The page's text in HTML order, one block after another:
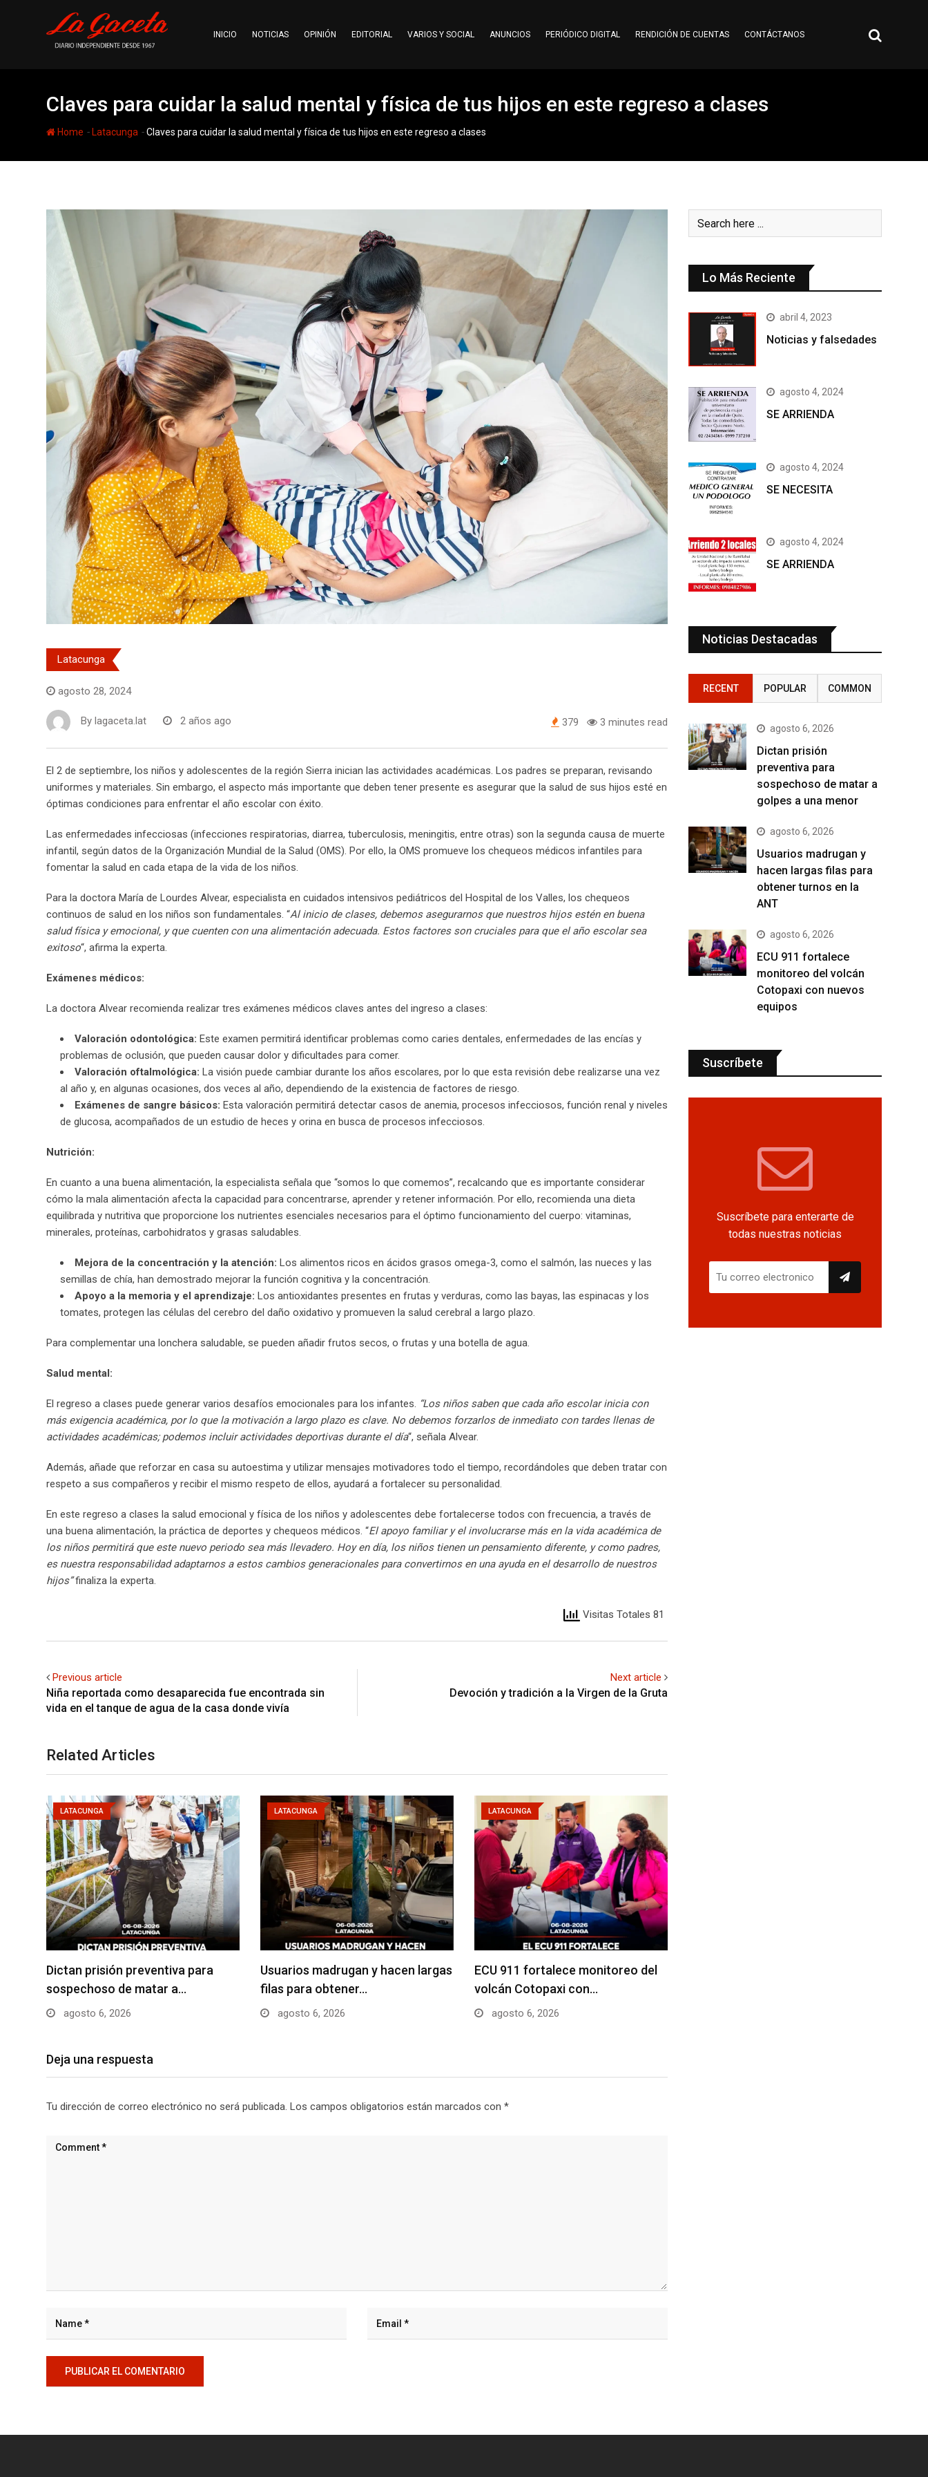
INICIO NOTICIAS OPINIÓN EDITORIAL VARIOS Y SOCIAL ANUNCIOS PERIÓDICO DIGITAL RENDICIÓN DE CUENTAS CONTÁCTANOS
Claves para cuidar la salud mental y física de tus hijos en este regreso a clases
Home - Latacunga -Claves para cuidar la salud mental y física de tus hijos en este regreso a clases
Latacunga
agosto 28, 2024
By lagaceta.lat 2 años ago 379 3 minutes read
El 2 de septiembre, los niños y adolescentes de la región Sierra inician las actividades académicas. Los padres se preparan, revisando
uniformes y materiales. Sin embargo, el aspecto más importante que deben tener presente es asegurar que la salud de sus hijos esté en
óptimas condiciones para enfrentar el año escolar con éxito.
Las enfermedades infecciosas (infecciones respiratorias, diarrea, tuberculosis, meningitis, entre otras) son la segunda causa de muerte
infantil, según datos de la Organización Mundial de la Salud (OMS). Por ello, la OMS promueve los chequeos médicos infantiles para
fomentar la salud en cada etapa de la vida de los niños.
Para la doctora María de Lourdes Alvear, especialista en cuidados intensivos pediátricos del Hospital de los Valles, los chequeos
continuos de salud en los niños son fundamentales. “Al inicio de clases, debemos asegurarnos que nuestros hijos estén en buena
salud física y emocional, y que cuenten con una alimentación adecuada. Estos factores son cruciales para que el año escolar sea
exitoso“, afirma la experta.
Exámenes médicos:
La doctora Alvear recomienda realizar tres exámenes médicos claves antes del ingreso a clases:
Valoración odontológica: Este examen permitirá identificar problemas como caries dentales, enfermedades de las encías y
problemas de oclusión, que pueden causar dolor y dificultades para comer.
Valoración oftalmológica: La visión puede cambiar durante los años escolares, por lo que esta revisión debe realizarse una vez
al año y, en algunas ocasiones, dos veces al año, dependiendo de la existencia de factores de riesgo.
Exámenes de sangre básicos: Esta valoración permitirá detectar casos de anemia, procesos infecciosos, función renal y niveles
de glucosa, acompañados de un estudio de heces y orina en busca de procesos infecciosos.
Nutrición:
En cuanto a una buena alimentación, la especialista señala que “somos lo que comemos”, recalcando que es importante considerar
cómo la mala alimentación afecta la capacidad para concentrarse, aprender y retener información. Por ello, recomienda una dieta
equilibrada y nutritiva que proporcione los nutrientes esenciales necesarios para el óptimo funcionamiento del cuerpo: vitaminas,
minerales, proteínas, carbohidratos y grasas saludables.
Mejora de la concentración y la atención: Los alimentos ricos en ácidos grasos omega-3, como el salmón, las nueces y las
semillas de chía, han demostrado mejorar la función cognitiva y la concentración.
Apoyo a la memoria y el aprendizaje: Los antioxidantes presentes en frutas y verduras, como las bayas, las espinacas y los
tomates, protegen las células del cerebro del daño oxidativo y promueven la salud cerebral a largo plazo.
Para complementar una lonchera saludable, se pueden añadir frutos secos, o frutas y una botella de agua.
Salud mental:
El regreso a clases puede generar varios desafíos emocionales para los infantes. “Los niños saben que cada año escolar inicia con
más exigencia académica, por lo que la motivación a largo plazo es clave. No debemos forzarlos de inmediato con tardes llenas de
actividades académicas; podemos incluir actividades deportivas durante el día“, señala Alvear.
Además, añade que reforzar en casa su autoestima y utilizar mensajes motivadores todo el tiempo, recordándoles que deben tratar con
respeto a sus compañeros y recibir el mismo respeto de ellos, ayudará a fortalecer su personalidad.
En este regreso a clases la salud emocional y física de los niños y adolescentes debe fortalecerse todos con frecuencia, a través de
una buena alimentación, la práctica de deportes y chequeos médicos. “El apoyo familiar y el involucrarse más en la vida académica de
los niños permitirá que este nuevo periodo sea más llevadero. Hoy en día, los niños tienen un pensamiento diferente, y como padres,
es nuestra responsabilidad adaptarnos a estos cambios generacionales para convertirnos en una ayuda en el desarrollo de nuestros
hijos”finaliza la experta.
Visitas Totales 81
Previous article
Niña reportada como desaparecida fue encontrada sin
vida en el tanque de agua de la casa donde vivía
Next article
Devoción y tradición a la Virgen de la Gruta
Related Articles
LATACUNGA
Dictan prisión preventiva para
sospechoso de matar a…
agosto 6, 2026
LATACUNGA
Usuarios madrugan y hacen largas
filas para obtener…
agosto 6, 2026
LATACUNGA
ECU 911 fortalece monitoreo del
volcán Cotopaxi con…
agosto 6, 2026
Deja una respuesta
Tu dirección de correo electrónico no será publicada. Los campos obligatorios están marcados con *
Lo Más Reciente
abril 4, 2023
Noticias y falsedades
agosto 4, 2024
SE ARRIENDA
agosto 4, 2024
SE NECESITA
agosto 4, 2024
SE ARRIENDA
Noticias Destacadas
RECENT POPULAR COMMON
agosto 6, 2026
Dictan prisión
preventiva para
sospechoso de matar a
golpes a una menor
agosto 6, 2026
Usuarios madrugan y
hacen largas filas para
obtener turnos en la
ANT
agosto 6, 2026
ECU 911 fortalece
monitoreo del volcán
Cotopaxi con nuevos
equipos
Suscríbete
Suscríbete para enterarte de
todas nuestras noticias